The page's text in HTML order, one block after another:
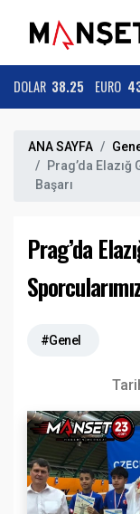
DOLAR 38.25 EURO
ANA SAYFA
Prag’da
Başarı
Prag’da
#Genel